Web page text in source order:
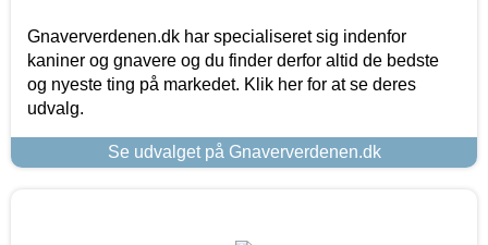
Gnaververdenen.dk har specialiseret sig indenfor
kaniner og gnavere og du finder derfor altid de bedste
og nyeste ting på markedet. Klik her for at se deres
udvalg.
Se udvalget på Gnaververdenen.dk